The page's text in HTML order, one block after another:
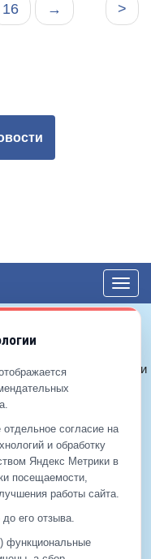
16 >
→
ЕДС-Королёв
конфиденциальности
cookie
на обработку ПДн
+7 (499) 929-99-99
+7 (495)512-00-11
11
согласие на
и обработку
Яндекс Метрики в
посещаемости,
работы сайта.
его отзыва.
функциональные